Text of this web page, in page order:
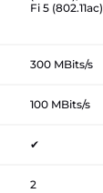
Fi 5 (802.11ac)
300 MBits/s
100 MBits/s
✔
2